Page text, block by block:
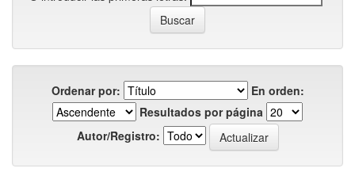
Ordenar por:
En orden:
Resultados por página
Autor/Registro: